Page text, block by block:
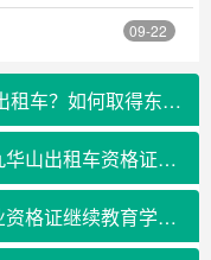
09-22
东至县2019年要投放新能源巡游出租车？如何取得东至县新出租车的经营权
九华山新增投放巡游出租车吗？九华山出租车资格证在哪里考？
池州客车驾驶员和货车驾驶员从业资格证继续教育学习在哪里报名？